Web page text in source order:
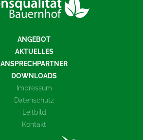
ANGEBOT
AKTUELLES
ANSPRECHPARTNER
DOWNLOADS
Impressum
Datenschutz
Leitbild
Kontakt